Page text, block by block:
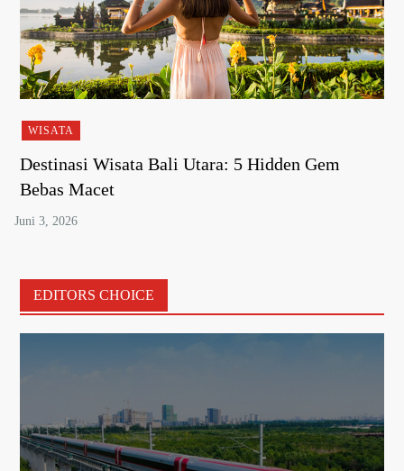
WISATA
Destinasi Wisata Bali Utara: 5 Hidden Gem
Bebas Macet
EDITORS CHOICE